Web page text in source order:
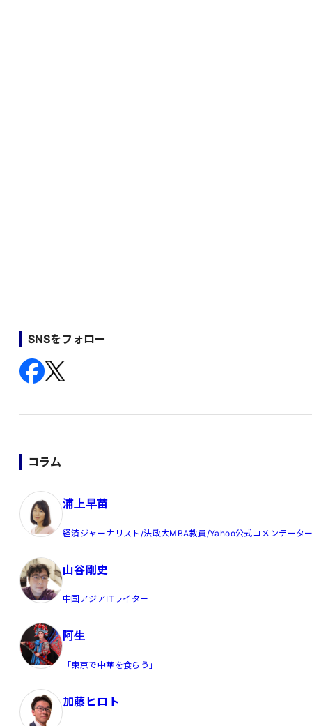
SNSをフォロー
コラム
浦上早苗
経済ジャーナリスト/法政大MBA教員/Yahoo公式コメンテータ
山谷剛史
中国アジアITライター
阿生
「東京で中華を食らう」
加藤ヒロト